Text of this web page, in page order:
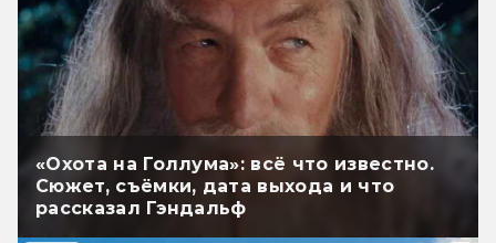
«Охота на Голлума»: всё что известно.
Сюжет, съёмки, дата выхода и что
рассказал Гэндальф